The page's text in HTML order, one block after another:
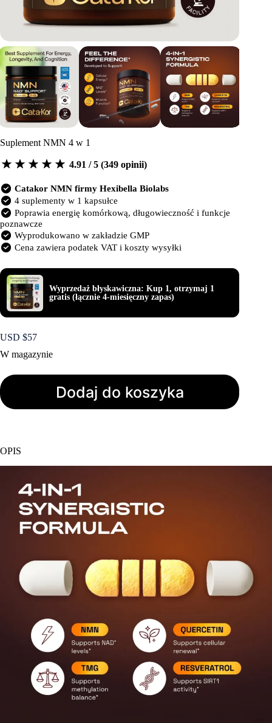
Suplement NMN 4 w 1
4.91 / 5 (349 opinii)
Catakor NMN firmy Hexibella Biolabs
4 suplementy w 1 kapsułce
Poprawia energię komórkową, długowieczność i funkcje
poznawcze
Wyprodukowano w zakładzie GMP
Cena zawiera podatek VAT i koszty wysyłki
Wyprzedaż błyskawiczna: Kup 1, otrzymaj 1
gratis (łącznie 4-miesięczny zapas)
USD $57
W magazynie
Dodaj do koszyka
OPIS